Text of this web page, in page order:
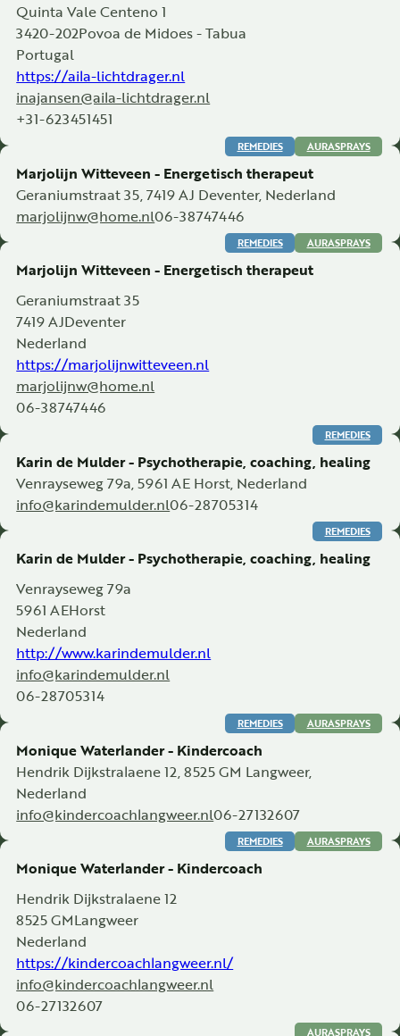
Quinta Vale Centeno 1
3420-202Povoa de Midoes - Tabua
Portugal
https://aila-lichtdrager.nl
inajansen@aila-lichtdrager.nl
+31-623451451
Marjolijn Witteveen - Energetisch therapeut
Geraniumstraat 35, 7419 AJ Deventer, Nederland
marjolijnw@home.nl06-38747446
REMEDIES AURASPRAYS
Marjolijn Witteveen - Energetisch therapeut
Geraniumstraat 35
7419 AJDeventer
Nederland
https://marjolijnwitteveen.nl
marjolijnw@home.nl
06-38747446
REMEDIES AURASPRAYS
Karin de Mulder - Psychotherapie, coaching, healing
Venrayseweg 79a, 5961 AE Horst, Nederland
info@karindemulder.nl06-28705314
REMEDIES
Karin de Mulder - Psychotherapie, coaching, healing
Venrayseweg 79a
5961 AEHorst
Nederland
http://www.karindemulder.nl
info@karindemulder.nl
06-28705314
REMEDIES
Monique Waterlander - Kindercoach
Hendrik Dijkstralaene 12, 8525 GM Langweer,
Nederland
info@kindercoachlangweer.nl06-27132607
REMEDIES AURASPRAYS
Monique Waterlander - Kindercoach
Hendrik Dijkstralaene 12
8525 GMLangweer
Nederland
https://kindercoachlangweer.nl/
info@kindercoachlangweer.nl
06-27132607
REMEDIES AURASPRAYS
AURASPRAYS